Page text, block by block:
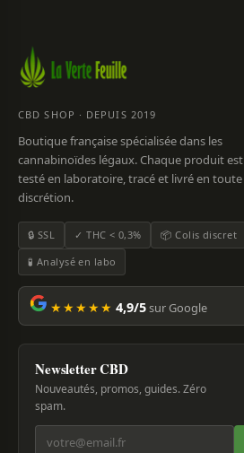
CBD SHOP · DEPUIS 2019
Boutique française spécialisée dans les
cannabinoïdes légaux. Chaque produit est
testé en laboratoire, tracé et livré en toute
discrétion.
🔒 SSL ✓ THC < 0,3%
📦 Colis discret
🧪 Analysé en labo
★★★★★ 4,9/5sur Google
Newsletter CBD
Nouveautés, promos, guides. Zéro
spam.